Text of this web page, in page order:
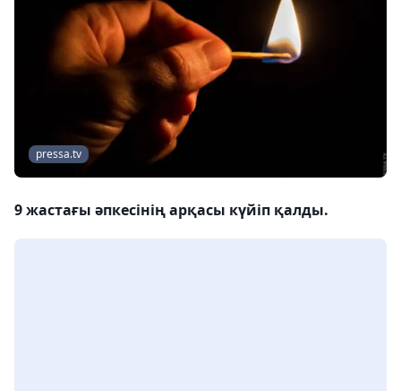
pressa.tv
9 жастағы әпкесінің арқасы күйіп қалды.